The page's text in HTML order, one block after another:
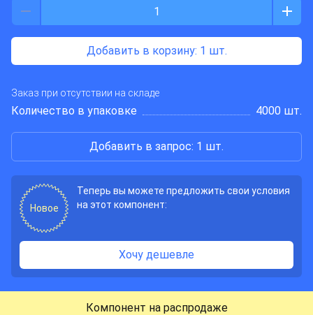
Добавить в корзину: 1 шт.
Заказ при отсутствии на складе
Количество в упаковке 4000 шт.
Добавить в запрос: 1 шт.
Новое
Теперь вы можете предложить свои условия
на этот компонент:
Хочу дешевле
Компонент на распродаже